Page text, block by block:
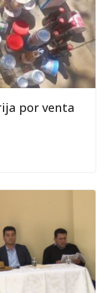
por venta